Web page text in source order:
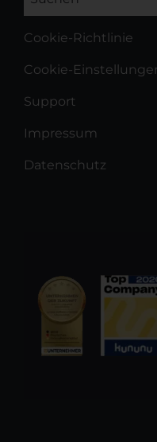
Cookie-Richtlinie
Cookie-
Support
Impressum
Datenschutz